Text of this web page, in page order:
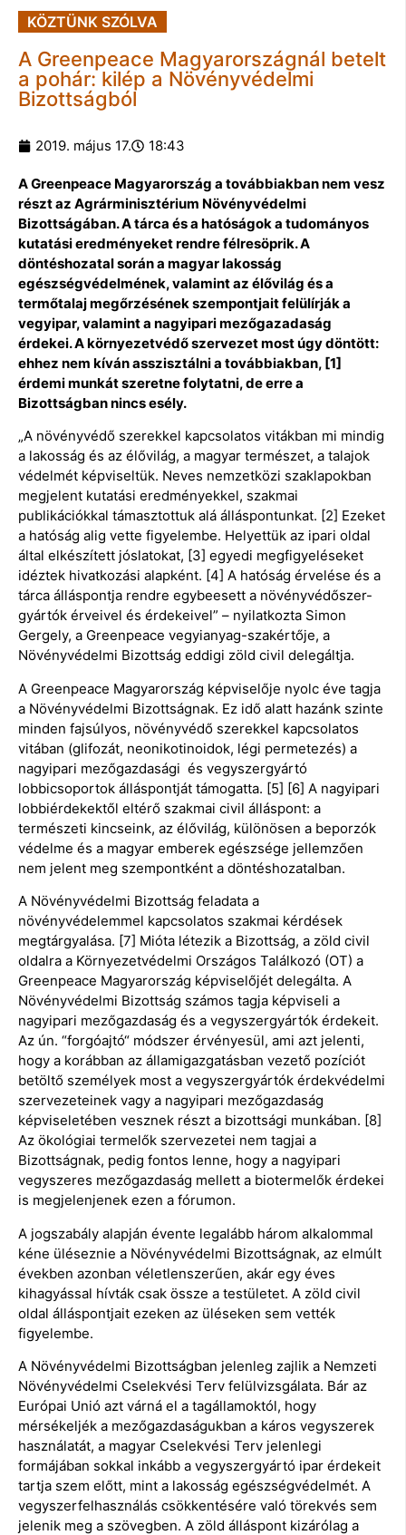
KÖZTÜNK SZÓLVA
A Greenpeace Magyarországnál betelt
a pohár: kilép a Növényvédelmi
Bizottságból
2019. május 17. 18:43
A Greenpeace Magyarország a továbbiakban nem vesz
részt az Agrárminisztérium Növényvédelmi
Bizottságában. A tárca és a hatóságok a tudományos
kutatási eredményeket rendre félresöprik. A
döntéshozatal során a magyar lakosság
egészségvédelmének, valamint az élővilág és a
termőtalaj megőrzésének szempontjait felülírják a
vegyipar, valamint a nagyipari mezőgazadaság
érdekei. A környezetvédő szervezet most úgy döntött:
ehhez nem kíván asszisztálni a továbbiakban, [1]
érdemi munkát szeretne folytatni, de erre a
Bizottságban nincs esély.
„A növényvédő szerekkel kapcsolatos vitákban mi mindig
a lakosság és az élővilág, a magyar természet, a talajok
védelmét képviseltük. Neves nemzetközi szaklapokban
megjelent kutatási eredményekkel, szakmai
publikációkkal támasztottuk alá álláspontunkat. [2] Ezeket
a hatóság alig vette figyelembe. Helyettük az ipari oldal
által elkészített jóslatokat, [3] egyedi megfigyeléseket
idéztek hivatkozási alapként. [4] A hatóság érvelése és a
tárca álláspontja rendre egybeesett a növényvédőszer-
gyártók érveivel és érdekeivel” – nyilatkozta Simon
Gergely, a Greenpeace vegyianyag-szakértője, a
Növényvédelmi Bizottság eddigi zöld civil delegáltja.
A Greenpeace Magyarország képviselője nyolc éve tagja
a Növényvédelmi Bizottságnak. Ez idő alatt hazánk szinte
minden fajsúlyos, növényvédő szerekkel kapcsolatos
vitában (glifozát, neonikotinoidok, légi permetezés) a
nagyipari mezőgazdasági és vegyszergyártó
lobbicsoportok álláspontját támogatta. [5] [6] A nagyipari
lobbiérdekektől eltérő szakmai civil álláspont: a
természeti kincseink, az élővilág, különösen a beporzók
védelme és a magyar emberek egészsége jellemzően
nem jelent meg szempontként a döntéshozatalban.
A Növényvédelmi Bizottság feladata a
növényvédelemmel kapcsolatos szakmai kérdések
megtárgyalása. [7] Mióta létezik a Bizottság, a zöld civil
oldalra a Környezetvédelmi Országos Találkozó (OT) a
Greenpeace Magyarország képviselőjét delegálta. A
Növényvédelmi Bizottság számos tagja képviseli a
nagyipari mezőgazdaság és a vegyszergyártók érdekeit.
Az ún. “forgóajtó“ módszer érvényesül, ami azt jelenti,
hogy a korábban az államigazgatásban vezető pozíciót
betöltő személyek most a vegyszergyártók érdekvédelmi
szervezeteinek vagy a nagyipari mezőgazdaság
képviseletében vesznek részt a bizottsági munkában. [8]
Az ökológiai termelők szervezetei nem tagjai a
Bizottságnak, pedig fontos lenne, hogy a nagyipari
vegyszeres mezőgazdaság mellett a biotermelők érdekei
is megjelenjenek ezen a fórumon.
A jogszabály alapján évente legalább három alkalommal
kéne üléseznie a Növényvédelmi Bizottságnak, az elmúlt
években azonban véletlenszerűen, akár egy éves
kihagyással hívták csak össze a testületet. A zöld civil
oldal álláspontjait ezeken az üléseken sem vették
figyelembe.
A Növényvédelmi Bizottságban jelenleg zajlik a Nemzeti
Növényvédelmi Cselekvési Terv felülvizsgálata. Bár az
Európai Unió azt várná el a tagállamoktól, hogy
mérsékeljék a mezőgazdaságukban a káros vegyszerek
használatát, a magyar Cselekvési Terv jelenlegi
formájában sokkal inkább a vegyszergyártó ipar érdekeit
tartja szem előtt, mint a lakosság egészségvédelmét. A
vegyszerfelhasználás csökkentésére való törekvés sem
jelenik meg a szövegben. A zöld álláspont kizárólag a